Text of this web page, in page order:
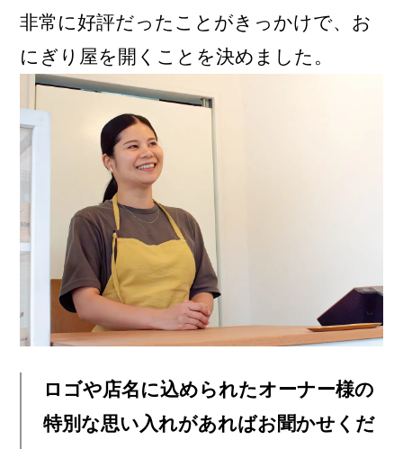
非常に好評だったことがきっかけで、お
にぎり屋を開くことを決めました。
ロゴや店名に込められたオーナー様の
特別な思い入れがあればお聞かせくだ